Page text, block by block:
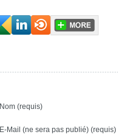
Nom (requis)
E-Mail (ne sera pas publié) (requis)